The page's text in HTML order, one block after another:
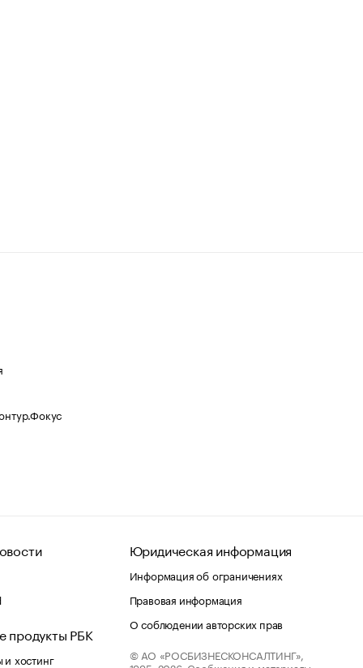
продукты РБК
хостинг
Юридическая информация
Информация об ограничениях
Правовая информация
О соблюдении авторских прав
© АО «РОСБИЗНЕСКОНСАЛТИНГ»,